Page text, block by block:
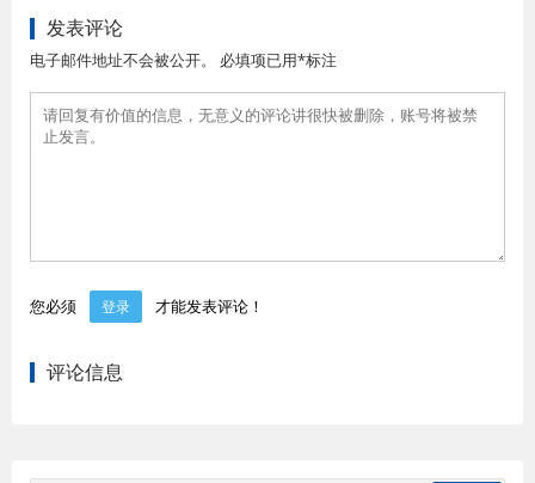
发表评论
电子邮件地址不会被公开。 必填项已用*标注
您必须 登录 才能发表评论！
评论信息